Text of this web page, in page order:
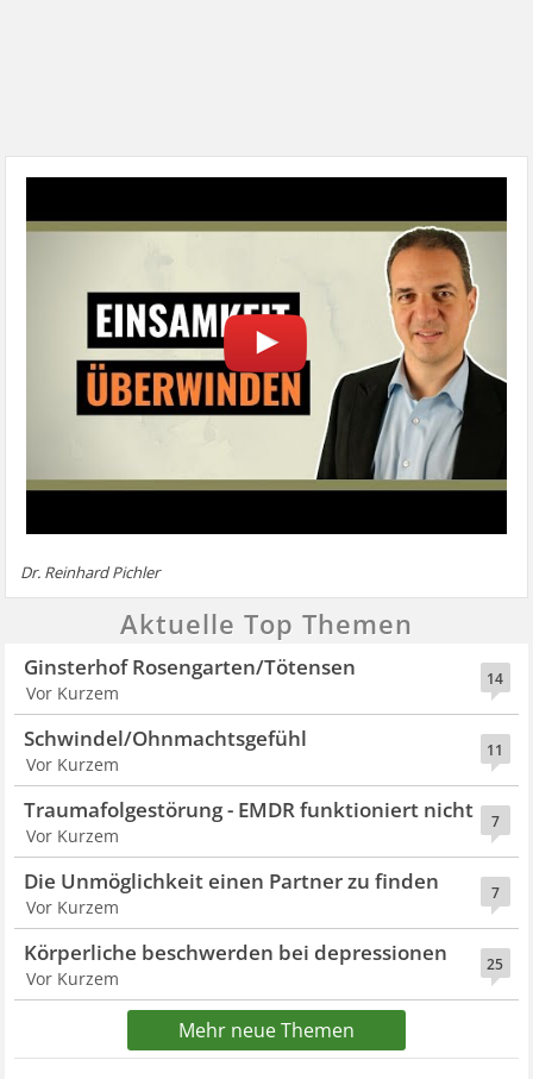
Dr. Reinhard Pichler
Aktuelle Top Themen
14
Ginsterhof Rosengarten/Tötensen
Vor Kurzem
11
Schwindel/Ohnmachtsgefühl
Vor Kurzem
7
Traumafolgestörung - EMDR funktioniert nicht
Vor Kurzem
7
Die Unmöglichkeit einen Partner zu finden
Vor Kurzem
25
Körperliche beschwerden bei depressionen
Vor Kurzem
Mehr neue Themen